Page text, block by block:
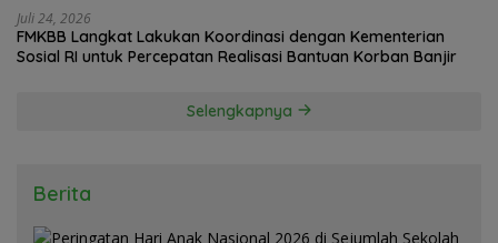
Juli 24, 2026
FMKBB Langkat Lakukan Koordinasi dengan Kementerian
Sosial RI untuk Percepatan Realisasi Bantuan Korban Banjir
Selengkapnya
Berita